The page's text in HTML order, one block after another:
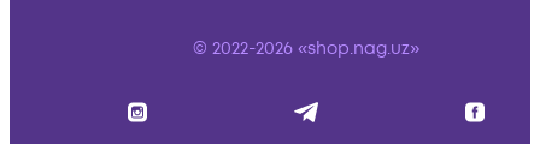
© 2022-2026 «shop.nag.uz»